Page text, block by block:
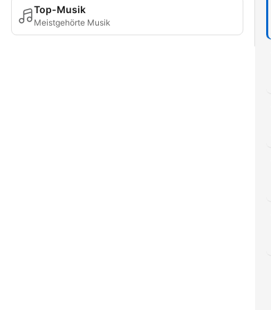
Top-Musik
Meistgehörte Musik